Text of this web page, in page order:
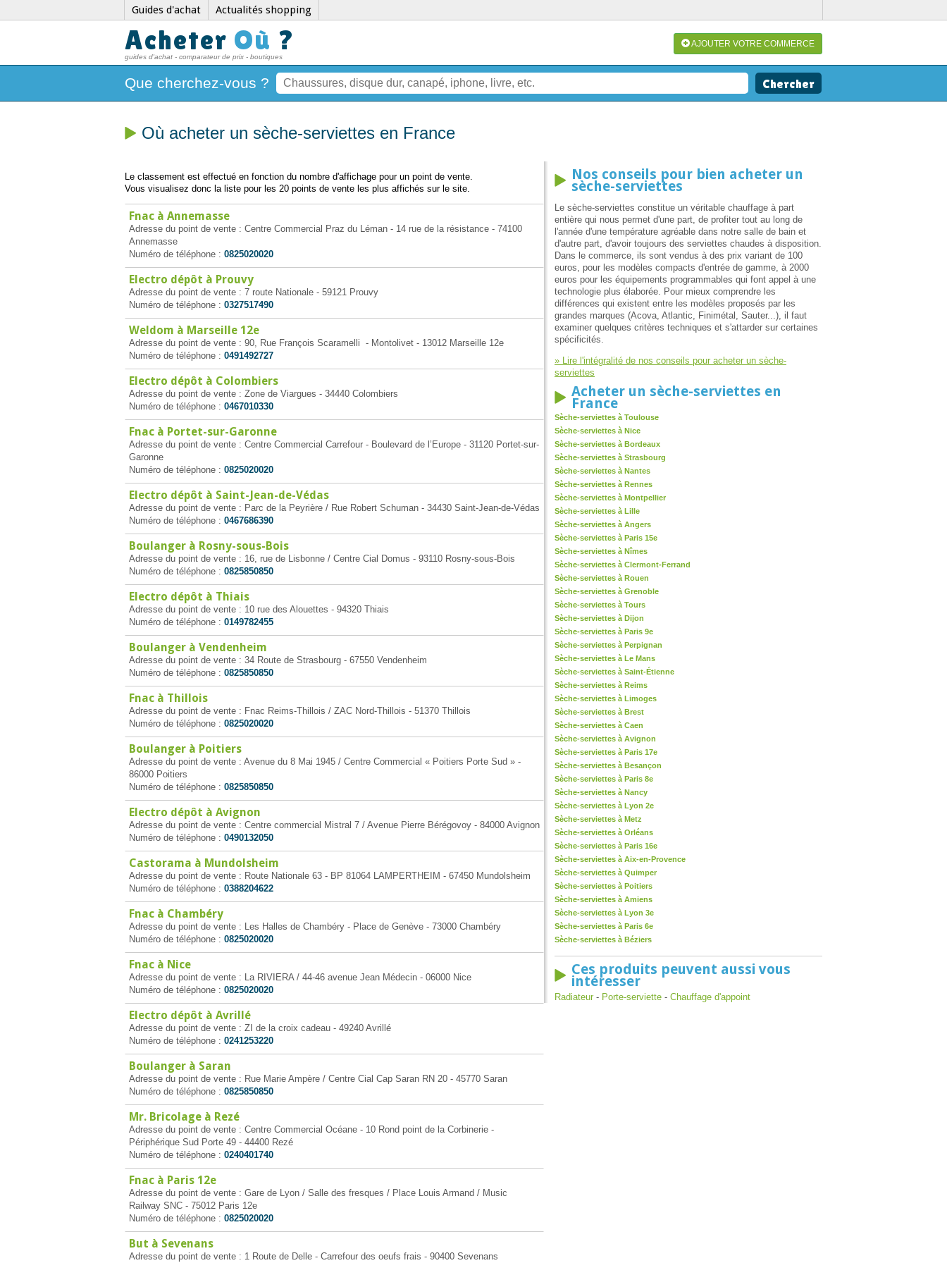
Guides d'achat Actualités shopping
Acheter Où ?
guides d'achat - comparateur de prix - boutiques
AJOUTER VOTRE COMMERCE
Que cherchez-vous ?
Où acheter un sèche-serviettes en France
Le classement est effectué en fonction du nombre d'affichage pour un point de vente.
Vous visualisez donc la liste pour les 20 points de vente les plus affichés sur le site.
Fnac à Annemasse
Adresse du point de vente : Centre Commercial Praz du Léman - 14 rue de la résistance - 74100
Annemasse
Numéro de téléphone : 0825020020
Electro dépôt à Prouvy
Adresse du point de vente : 7 route Nationale - 59121 Prouvy
Numéro de téléphone : 0327517490
Weldom à Marseille 12e
Adresse du point de vente : 90, Rue François Scaramelli - Montolivet - 13012 Marseille 12e
Numéro de téléphone : 0491492727
Electro dépôt à Colombiers
Adresse du point de vente : Zone de Viargues - 34440 Colombiers
Numéro de téléphone : 0467010330
Fnac à Portet-sur-Garonne
Adresse du point de vente : Centre Commercial Carrefour - Boulevard de l’Europe - 31120 Portet-sur-
Garonne
Numéro de téléphone : 0825020020
Electro dépôt à Saint-Jean-de-Védas
Adresse du point de vente : Parc de la Peyrière / Rue Robert Schuman - 34430 Saint-Jean-de-Védas
Numéro de téléphone : 0467686390
Boulanger à Rosny-sous-Bois
Adresse du point de vente : 16, rue de Lisbonne / Centre Cial Domus - 93110 Rosny-sous-Bois
Numéro de téléphone : 0825850850
Electro dépôt à Thiais
Adresse du point de vente : 10 rue des Alouettes - 94320 Thiais
Numéro de téléphone : 0149782455
Boulanger à Vendenheim
Adresse du point de vente : 34 Route de Strasbourg - 67550 Vendenheim
Numéro de téléphone : 0825850850
Fnac à Thillois
Adresse du point de vente : Fnac Reims-Thillois / ZAC Nord-Thillois - 51370 Thillois
Numéro de téléphone : 0825020020
Boulanger à Poitiers
Adresse du point de vente : Avenue du 8 Mai 1945 / Centre Commercial « Poitiers Porte Sud » -
86000 Poitiers
Numéro de téléphone : 0825850850
Electro dépôt à Avignon
Adresse du point de vente : Centre commercial Mistral 7 / Avenue Pierre Bérégovoy - 84000 Avignon
Numéro de téléphone : 0490132050
Castorama à Mundolsheim
Adresse du point de vente : Route Nationale 63 - BP 81064 LAMPERTHEIM - 67450 Mundolsheim
Numéro de téléphone : 0388204622
Fnac à Chambéry
Adresse du point de vente : Les Halles de Chambéry - Place de Genève - 73000 Chambéry
Numéro de téléphone : 0825020020
Fnac à Nice
Adresse du point de vente : La RIVIERA / 44-46 avenue Jean Médecin - 06000 Nice
Numéro de téléphone : 0825020020
Electro dépôt à Avrillé
Adresse du point de vente : ZI de la croix cadeau - 49240 Avrillé
Numéro de téléphone : 0241253220
Boulanger à Saran
Adresse du point de vente : Rue Marie Ampère / Centre Cial Cap Saran RN 20 - 45770 Saran
Numéro de téléphone : 0825850850
Mr. Bricolage à Rezé
Adresse du point de vente : Centre Commercial Océane - 10 Rond point de la Corbinerie -
Périphérique Sud Porte 49 - 44400 Rezé
Numéro de téléphone : 0240401740
Fnac à Paris 12e
Adresse du point de vente : Gare de Lyon / Salle des fresques / Place Louis Armand / Music
Railway SNC - 75012 Paris 12e
Numéro de téléphone : 0825020020
But à Sevenans
Adresse du point de vente : 1 Route de Delle - Carrefour des oeufs frais - 90400 Sevenans
Nos conseils pour bien acheter un
sèche-serviettes
Le sèche-serviettes constitue un véritable chauffage à part
entière qui nous permet d'une part, de profiter tout au long de
l'année d'une température agréable dans notre salle de bain et
d'autre part, d'avoir toujours des serviettes chaudes à disposition.
Dans le commerce, ils sont vendus à des prix variant de 100
euros, pour les modèles compacts d'entrée de gamme, à 2000
euros pour les équipements programmables qui font appel à une
technologie plus élaborée. Pour mieux comprendre les
différences qui existent entre les modèles proposés par les
grandes marques (Acova, Atlantic, Finimétal, Sauter...), il faut
examiner quelques critères techniques et s'attarder sur certaines
spécificités.
» Lire l'intégralité de nos conseils pour acheter un sèche-
serviettes
Acheter un sèche-serviettes en
France
Sèche-serviettes à Toulouse
Sèche-serviettes à Nice
Sèche-serviettes à Bordeaux
Sèche-serviettes à Strasbourg
Sèche-serviettes à Nantes
Sèche-serviettes à Rennes
Sèche-serviettes à Montpellier
Sèche-serviettes à Lille
Sèche-serviettes à Angers
Sèche-serviettes à Paris 15e
Sèche-serviettes à Nîmes
Sèche-serviettes à Clermont-Ferrand
Sèche-serviettes à Rouen
Sèche-serviettes à Grenoble
Sèche-serviettes à Tours
Sèche-serviettes à Dijon
Sèche-serviettes à Paris 9e
Sèche-serviettes à Perpignan
Sèche-serviettes à Le Mans
Sèche-serviettes à Saint-Étienne
Sèche-serviettes à Reims
Sèche-serviettes à Limoges
Sèche-serviettes à Brest
Sèche-serviettes à Caen
Sèche-serviettes à Avignon
Sèche-serviettes à Paris 17e
Sèche-serviettes à Besançon
Sèche-serviettes à Paris 8e
Sèche-serviettes à Nancy
Sèche-serviettes à Lyon 2e
Sèche-serviettes à Metz
Sèche-serviettes à Orléans
Sèche-serviettes à Paris 16e
Sèche-serviettes à Aix-en-Provence
Sèche-serviettes à Quimper
Sèche-serviettes à Poitiers
Sèche-serviettes à Amiens
Sèche-serviettes à Lyon 3e
Sèche-serviettes à Paris 6e
Sèche-serviettes à Béziers
Ces produits peuvent aussi vous
intéresser
Radiateur - Porte-serviette - Chauffage d'appoint